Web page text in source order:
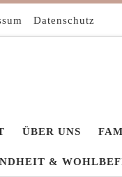
Datenschutz
ÜBER UNS
&